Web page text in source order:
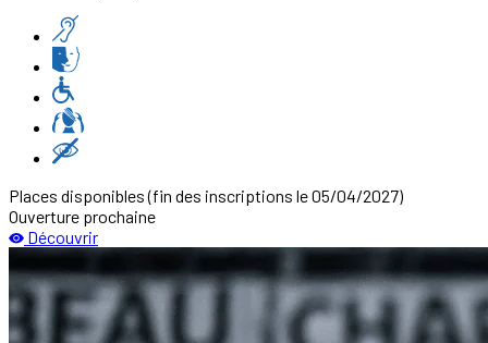
Places disponibles(fin des inscriptions le 05/04/2027)
Ouverture prochaine
Découvrir